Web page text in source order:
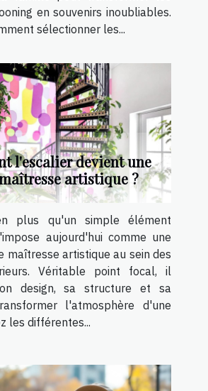
en souvenirs inoubliables.
sélectionner les...
l'escalier devient une
artistique ?
plus qu'un simple élément
aujourd'hui comme une
maîtresse artistique au sein des
Véritable point focal, il
design, sa structure et sa
l'atmosphère d'une
les différentes...